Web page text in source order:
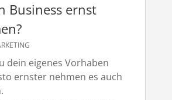
Business ernst
dein eigenes Vorhaben
ernster nehmen es auch